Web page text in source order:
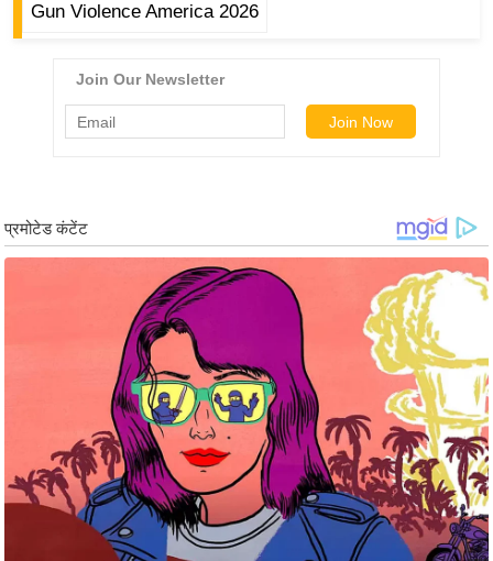
ला
इ
जी
Gun Violence America 2026